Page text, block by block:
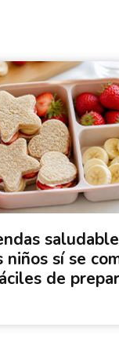
niños sí se
de